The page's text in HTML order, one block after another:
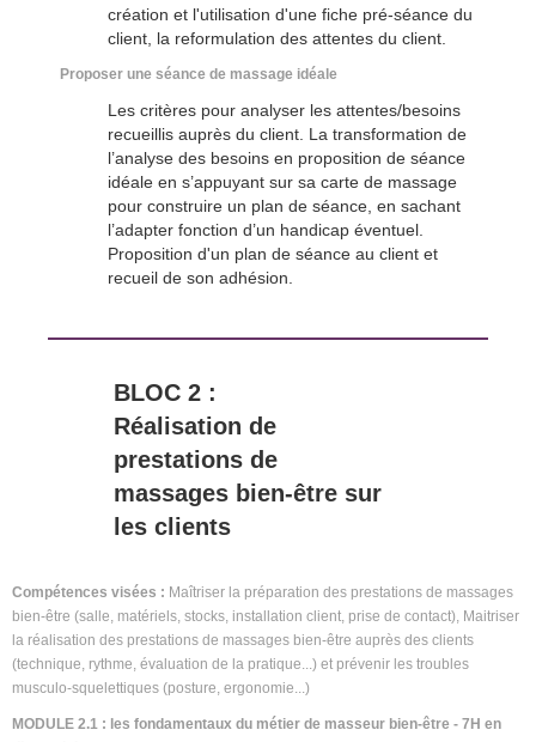
création et l'utilisation d'une fiche pré-séance du
client, la reformulation des attentes du client.
Proposer une séance de massage idéale
Les critères pour analyser les attentes/besoins
recueillis auprès du client. La transformation de
l’analyse des besoins en proposition de séance
idéale en s’appuyant sur sa carte de massage
pour construire un plan de séance, en sachant
l’adapter fonction d’un handicap éventuel.
Proposition d'un plan de séance au client et
recueil de son adhésion.
BLOC 2 :
Réalisation de
prestations de
massages bien-être sur
les clients
Compétences visées : Maîtriser la préparation des prestations de massages
bien-être (salle, matériels, stocks, installation client, prise de contact), Maitriser
la réalisation des prestations de massages bien-être auprès des clients
(technique, rythme, évaluation de la pratique...) et prévenir les troubles
musculo-squelettiques (posture, ergonomie...)
MODULE 2.1 : les fondamentaux du métier de masseur bien-être - 7H en